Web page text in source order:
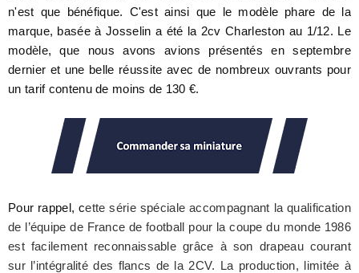
n'est que bénéfique. C'est ainsi que le modèle phare de la
marque, basée à Josselin a été la 2cv Charleston au 1/12. Le
modèle, que nous avons avions présentés en septembre
dernier et une belle réussite avec de nombreux ouvrants pour
un tarif contenu de moins de 130 €.
Pour rappel, cette série spéciale accompagnant la qualification
de l’équipe de France de football pour la coupe du monde 1986
est facilement reconnaissable grâce à son drapeau courant
sur l’intégralité des flancs de la 2CV. La production, limitée à